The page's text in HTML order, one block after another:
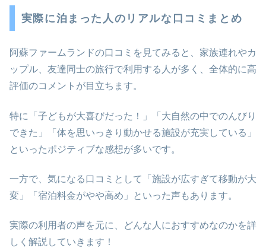
実際に泊まった人のリアルな口コミまとめ
阿蘇ファームランドの口コミを見てみると、家族連れやカ
ップル、友達同士の旅行で利用する人が多く、全体的に高
評価のコメントが目立ちます。
特に「子どもが大喜びだった！」「大自然の中でのんびり
できた」「体を思いっきり動かせる施設が充実している」
といったポジティブな感想が多いです。
一方で、気になる口コミとして「施設が広すぎて移動が大
変」「宿泊料金がやや高め」といった声もあります。
実際の利用者の声を元に、どんな人におすすめなのかを詳
しく解説していきます！